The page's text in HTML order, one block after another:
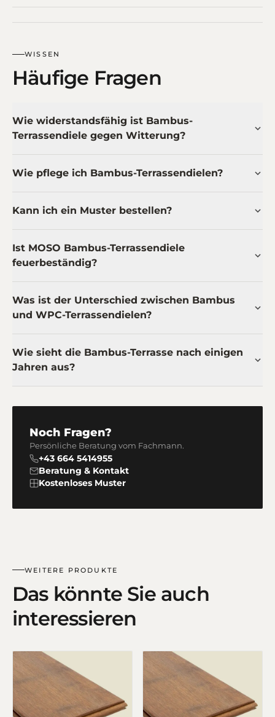
WISSEN
Häufige Fragen
Wie widerstandsfähig ist Bambus-
Terrassendiele gegen Witterung?
Wie pflege ich Bambus-Terrassendielen?
Kann ich ein Muster bestellen?
Ist MOSO Bambus-Terrassendiele
feuerbeständig?
Was ist der Unterschied zwischen Bambus
und WPC-Terrassendielen?
Wie sieht die Bambus-Terrasse nach einigen
Jahren aus?
Noch Fragen?
Persönliche Beratung vom Fachmann.
+43 664 5414955
Beratung & Kontakt
Kostenloses Muster
WEITERE PRODUKTE
Das könnte Sie auch
interessieren